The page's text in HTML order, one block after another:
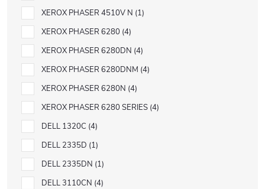
XEROX PHASER 4510V N 1
XEROX PHASER 6280 4
XEROX PHASER 6280DN 4
XEROX PHASER 6280DNM 4
XEROX PHASER 6280N 4
XEROX PHASER 6280 SERIES 4
DELL 1320C 4
DELL 2335D 1
DELL 2335DN 1
DELL 3110CN 4